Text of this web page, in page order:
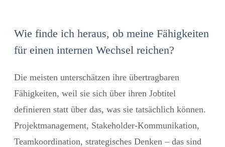
Wie finde ich heraus, ob meine Fähigkeiten
für einen internen Wechsel reichen?
Die meisten unterschätzen ihre übertragbaren
Fähigkeiten, weil sie sich über ihren Jobtitel
definieren statt über das, was sie tatsächlich können.
Projektmanagement, Stakeholder-Kommunikation,
Teamkoordination, strategisches Denken – das sind